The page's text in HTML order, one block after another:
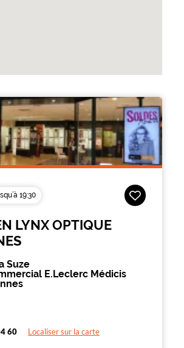
19:30
Choisir
LYNX OPTIQUE
Suze
E.Leclerc Médicis
60 Localiser sur la carte